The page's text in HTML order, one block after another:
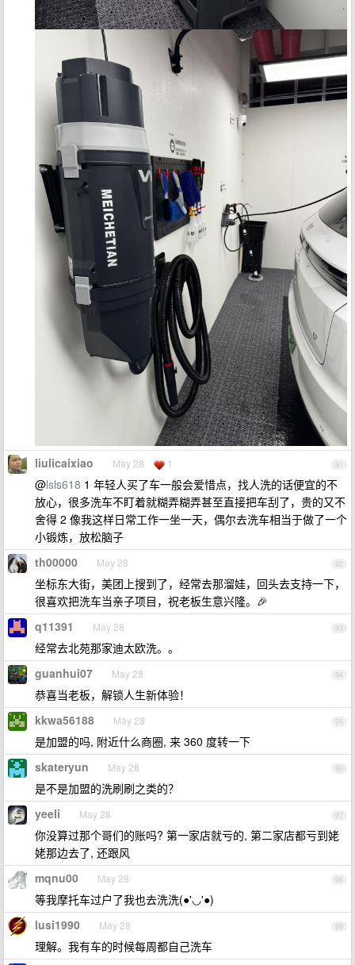
91
liulicaixiao May 28 1
@lsls618 1 年轻人买了车一般会爱惜点，找人洗的话便宜的不
放心，很多洗车不盯着就糊弄糊弄甚至直接把车刮了，贵的又不
舍得 2 像我这样日常工作一坐一天，偶尔去洗车相当于做了一个
小锻炼，放松脑子
92
th00000 May 28
坐标东大街，美团上搜到了，经常去那溜娃，回头去支持一下，
很喜欢把洗车当亲子项目，祝老板生意兴隆。🎉
93
q11391 May 28
经常去北苑那家迪太欧洗。。
94
guanhui07 May 28
恭喜当老板，解锁人生新体验！
95
kkwa56188 May 28
是加盟的吗, 附近什么商圈, 来 360 度转一下
96
skateryun May 28
是不是加盟的洗刷刷之类的？
97
yeeli May 28
你没算过那个哥们的账吗? 第一家店就亏的, 第二家店都亏到姥
姥那边去了, 还跟风
98
mqnu00 May 28
等我摩托车过户了我也去洗洗(●'◡'●)
99
lusi1990 May 28
理解。我有车的时候每周都自己洗车